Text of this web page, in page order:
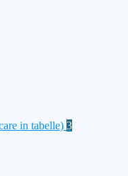
in tabelle) 3